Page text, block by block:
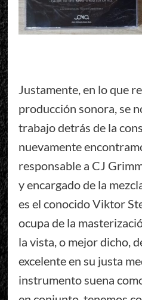
Justamente, en lo que
producción sonora, se
trabajo detrás de la
nuevamente
responsable a CJ
y encargado de la
es el conocido Viktor
ocupa de la
la vista, o mejor dicho,
excelente en su justa
instrumento suena